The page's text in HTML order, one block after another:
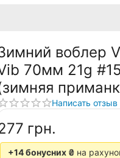
воблер
70мм 21g
Написать отзыв
грн.
+14 бонусних ₴ на